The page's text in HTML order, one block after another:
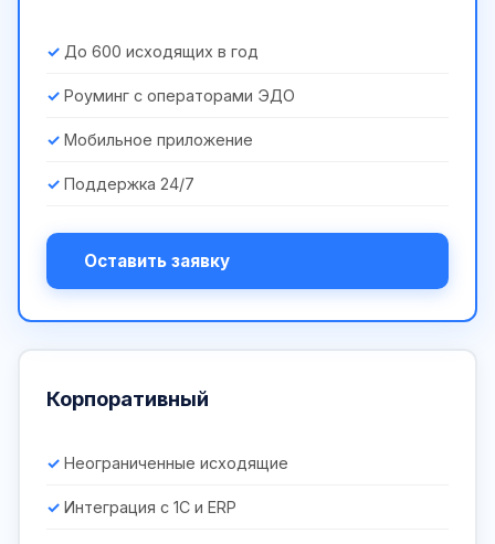
До 600 исходящих в год
Роуминг с операторами ЭДО
Мобильное приложение
Поддержка 24/7
Оставить заявку
Корпоративный
Неограниченные исходящие
Интеграция с 1С и ERP